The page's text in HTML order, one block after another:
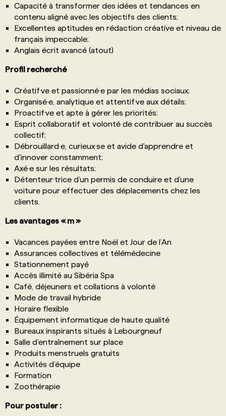
Capacité à transformer des idées et tendances en
contenu aligné avec les objectifs des clients;
Excellentes aptitudes en rédaction créative et niveau de
français impeccable;
Anglais écrit avancé (atout)
Profil recherché
Créatif·ve et passionné·e par les médias sociaux;
Organisé·e, analytique et attentif·ve aux détails;
Proactif·ve et apte à gérer les priorités;
Esprit collaboratif et volonté de contribuer au succès
collectif;
Débrouillard·e, curieux·se et avide d'apprendre et
d'innover constamment;
Axé·e sur les résultats;
Détenteur·trice d’un permis de conduire et d’une
voiture pour effectuer des déplacements chez les
clients.
Les avantages « m »
Vacances payées entre Noël et Jour de l’An
Assurances collectives et télémédecine
Stationnement payé
Accès illimité au Sibéria Spa
Café, déjeuners et collations à volonté
Mode de travail hybride
Horaire flexible
Équipement informatique de haute qualité
Bureaux inspirants situés à Lebourgneuf
Salle d’entraînement sur place
Produits menstruels gratuits
Activités d’équipe
Formation
Zoothérapie
Pour postuler :